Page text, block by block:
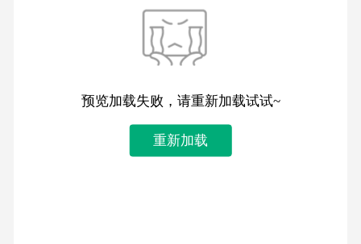
预览加载失败，请重新加载试试~
重新加载